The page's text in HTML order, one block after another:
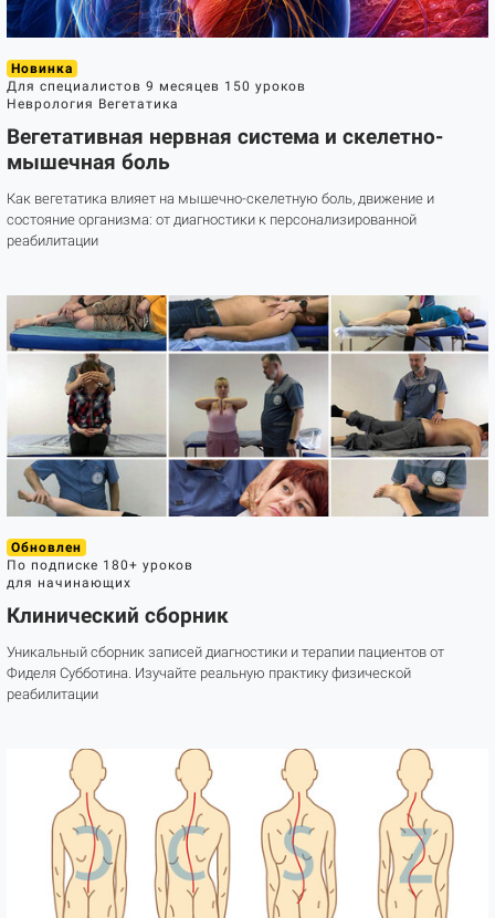
Обновлен
По подписке 180+ уроков
для начинающих
Клинический сборник
Уникальный сборник записей диагностики и терапии пациентов от
Фиделя Субботина. Изучайте реальную практику физической
реабилитации
Новинка
Для специалистов 9 месяцев 150 уроков
Неврология Вегетатика
Вегетативная нервная система и скелетно-
мышечная боль
Как вегетатика влияет на мышечно-скелетную боль, движение и
состояние организма: от диагностики к персонализированной
реабилитации